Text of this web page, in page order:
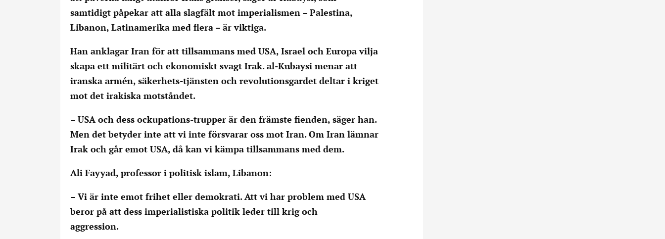
samtidigt påpekar att alla slagfält mot imperialismen – Palestina,
Libanon, Latinamerika med flera – är viktiga.
Han anklagar Iran för att tillsammans med USA, Israel och Europa vilja
skapa ett militärt och ekonomiskt svagt Irak. al-Kubaysi menar att
iranska armén, säkerhets-tjänsten och revolutionsgardet deltar i kriget
mot det irakiska motståndet.
– USA och dess ockupations-trupper är den främste fienden, säger han.
Men det betyder inte att vi inte försvarar oss mot Iran. Om Iran lämnar
Irak och går emot USA, då kan vi kämpa tillsammans med dem.
Ali Fayyad, professor i politisk islam, Libanon:
– Vi är inte emot frihet eller demokrati. Att vi har problem med USA
beror på att dess imperialistiska politik leder till krig och
aggression.